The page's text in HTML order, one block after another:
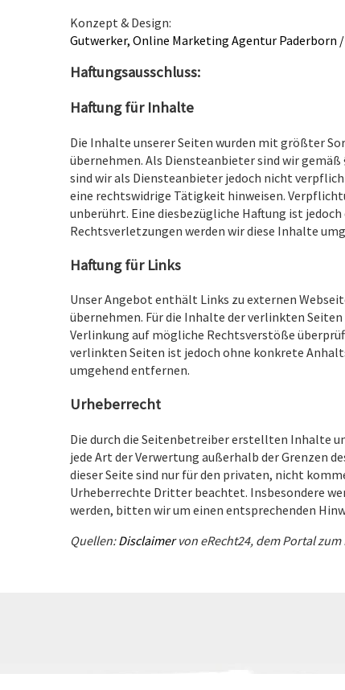
Konzept & Design:
Gutwerker, Online Marketing Agentur Paderborn
Haftungsausschluss:
Haftung für Inhalte
Die Inhalte unserer Seiten wurden mit größter
übernehmen. Als Diensteanbieter sind wir gemäß
sind wir als Diensteanbieter jedoch nicht
eine rechtswidrige Tätigkeit hinweisen.
unberührt. Eine diesbezügliche Haftung ist
Rechtsverletzungen werden wir diese Inhalte
Haftung für Links
Unser Angebot enthält Links zu externen
übernehmen. Für die Inhalte der verlinkten
Verlinkung auf mögliche Rechtsverstöße
verlinkten Seiten ist jedoch ohne konkrete
umgehend entfernen.
Urheberrecht
Die durch die Seitenbetreiber erstellten Inhalte
jede Art der Verwertung außerhalb der Grenzen
dieser Seite sind nur für den privaten, nicht
Urheberrechte Dritter beachtet. Insbesondere
werden, bitten wir um einen entsprechenden
Quellen:Disclaimervon eRecht24, dem Portal